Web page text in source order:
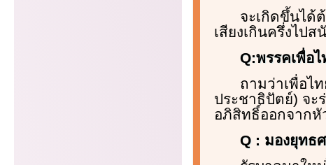
จะเกิดขึ้นได้
เสียงเกินครึ่งไป
Q:พรรคเพื่อ
ถามว่าเพื่อไ
ประชาธิปัตย์) จะ
อภิสิทธิ์ออกจาก
Q : มองยุทธ